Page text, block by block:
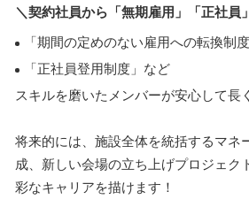
＼契約社員から「無期雇用」「正社員
「期間の定めのない雇用への転換制度
「正社員登用制度」など
スキルを磨いたメンバーが安心して長
将来的には、施設全体を統括するマネ
成、新しい会場の立ち上げプロジェク
彩なキャリアを描けます！